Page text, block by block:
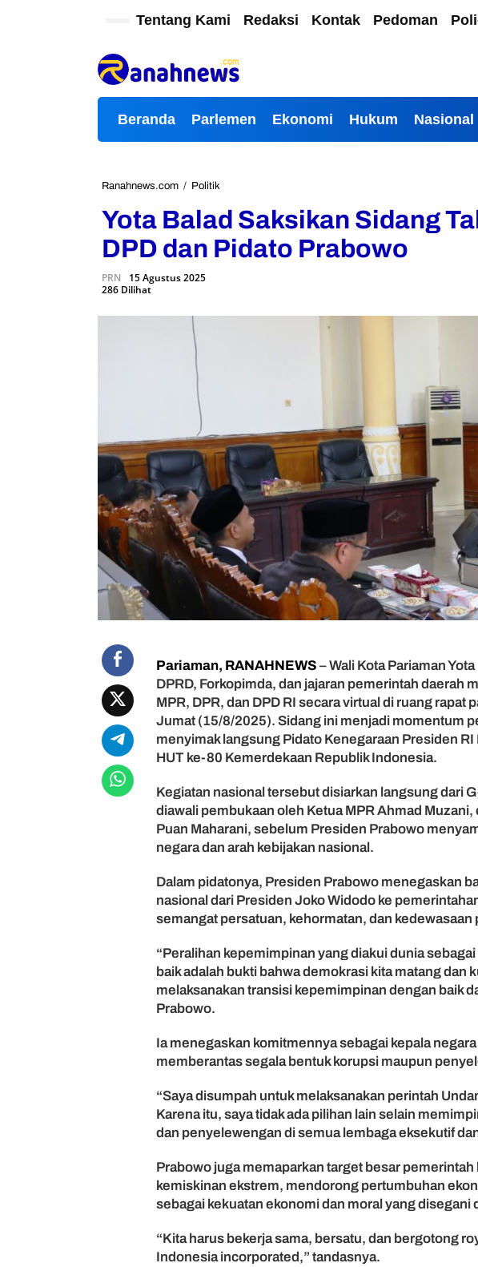
Tentang Kami Redaksi Kontak Pedoman
Beranda Parlemen Ekonomi Hukum Nasional
Ranahnews.com / Politik
t
B
d
n
S
d
g
a
u
n
M
P
-
P
R
D
P
D
d
n
P
i
d
o
P
o
w
Yota Balad Saksikan Sidang
DPD dan Pidato Prabowo
PRN
15 Agustus 2025
286 Dilihat
Pariaman, RANAHNEWS – Wali Kota Pariaman
DPRD, Forkopimda, dan jajaran pemerintah daerah
MPR, DPR, dan DPD RI secara virtual di ruang rapat
Jumat (15/8/2025). Sidang ini menjadi momentum
menyimak langsung Pidato Kenegaraan Presiden
HUT ke-80 Kemerdekaan Republik Indonesia.
Kegiatan nasional tersebut disiarkan langsung dari
diawali pembukaan oleh Ketua MPR Ahmad Muzani,
Puan Maharani, sebelum Presiden Prabowo
negara dan arah kebijakan nasional.
Dalam pidatonya, Presiden Prabowo menegaskan
nasional dari Presiden Joko Widodo ke
semangat persatuan, kehormatan, dan kedewasaan
“Peralihan kepemimpinan yang diakui dunia
baik adalah bukti bahwa demokrasi kita matang dan
melaksanakan transisi kepemimpinan dengan baik
Prabowo.
Ia menegaskan komitmennya sebagai kepala
memberantas segala bentuk korupsi maupun
“Saya disumpah untuk melaksanakan perintah
Karena itu, saya tidak ada pilihan lain selain
dan penyelewengan di semua lembaga eksekutif
Prabowo juga memaparkan target besar
kemiskinan ekstrem, mendorong pertumbuhan
sebagai kekuatan ekonomi dan moral yang disegani
“Kita harus bekerja sama, bersatu, dan bergotong
Indonesia incorporated,” tandasnya.